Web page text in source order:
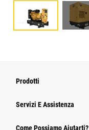
Prodotti
Servizi E Assistenza
Come Possiamo Aiutarti?